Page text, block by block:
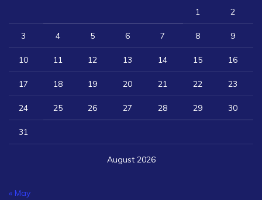
August 2026
1
2
3 4 5 6 7 8 9
10 11 12 13 14 15 16
17 18 19 20 21 22 23
24 25 26 27 28 29 30
31
« May